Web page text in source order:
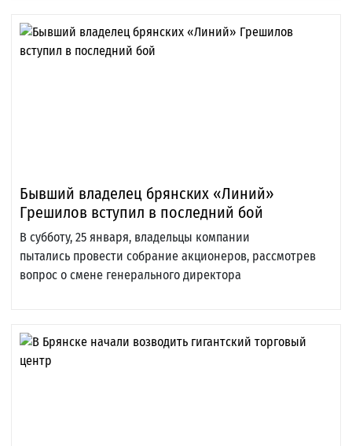
Бывший владелец брянских «Линий»
Грешилов вступил в последний бой
В субботу, 25 января, владельцы компании
пытались провести собрание акционеров, рассмотрев
вопрос о смене генерального директора